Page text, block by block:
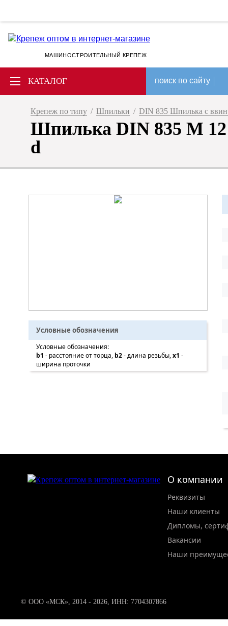
МАШИНОСТРОИТЕЛЬНЫЙ КРЕПЕЖ
КАТАЛОГ поиск по сайту
Крепеж по типу / Шпильки / DIN 835 Шпилька с
Шпилька DIN 835 M 12
d
Условные обозначения
Условные обозначения:
b1 - расстояние от торца, b2- длина резьбы,x1 -
ширина проточки
О компании
Реквизиты
Наши клиенты
Дипломы,
Вакансии
Наши
© ООО «МСК», 2014 - 2026, ИНН: 7704307866